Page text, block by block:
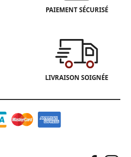
PAIEMENT SÉCURISÉ
LIVRAISON SOIGNÉE